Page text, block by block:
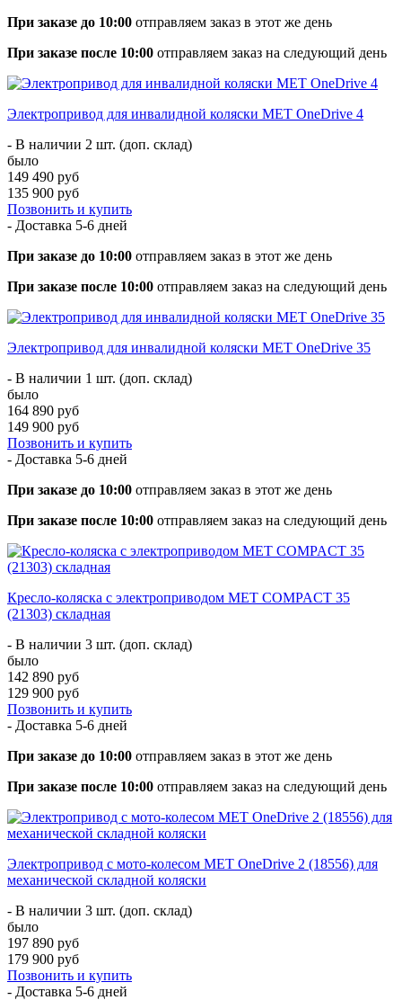
При заказе до 10:00 отправляем заказ в этот же день
При заказе после 10:00 отправляем заказ на следующий день
Электропривод для инвалидной коляски MET OneDrive 4
- В наличии 2 шт. (доп. склад)
было
149 490 руб
135 900 руб
Позвонить и купить
- Доставка 5-6 дней
При заказе до 10:00 отправляем заказ в этот же день
При заказе после 10:00 отправляем заказ на следующий день
Электропривод для инвалидной коляски MET OneDrive 35
- В наличии 1 шт. (доп. склад)
было
164 890 руб
149 900 руб
Позвонить и купить
- Доставка 5-6 дней
При заказе до 10:00 отправляем заказ в этот же день
При заказе после 10:00 отправляем заказ на следующий день
Кресло-коляска с электроприводом MET COMPACT 35
(21303) складная
- В наличии 3 шт. (доп. склад)
было
142 890 руб
129 900 руб
Позвонить и купить
- Доставка 5-6 дней
При заказе до 10:00 отправляем заказ в этот же день
При заказе после 10:00 отправляем заказ на следующий день
Электропривод с мото-колесом MET OneDrive 2 (18556) для
механической складной коляски
- В наличии 3 шт. (доп. склад)
было
197 890 руб
179 900 руб
Позвонить и купить
- Доставка 5-6 дней